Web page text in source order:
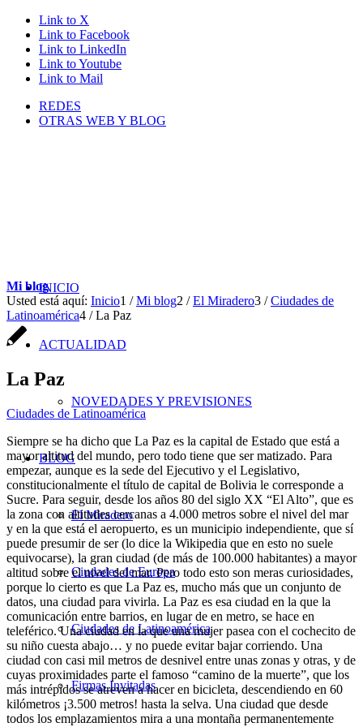
Link to X
Link to Facebook
Link to LinkedIn
Link to Youtube
Link to Mail
REDES
OTRAS WEB Y BLOG
INICIO
ACTUALIDAD
NOVEDADES Y PREVISIONES
BLOG
El Miradero
Ciudades de Europa
Ciudades de Latinoamérica
Firmas Invitadas
Mi blog
Usted está aquí: Inicio1 / Mi blog2 / El Miradero3 / Ciudades de
Latinoamérica4 / La Paz
La Paz
Ciudades de Latinoamérica
Siempre se ha dicho que La Paz es la capital de Estado que está a
mayor altitud del mundo, pero todo tiene que ser matizado. Para
empezar, aunque es la sede del Ejecutivo y el Legislativo,
constitucionalmente el título de capital de Bolivia le corresponde a
Sucre. Para seguir, desde los años 80 del siglo XX “El Alto”, que es
la zona con altitudes cercanas a 4.000 metros sobre el nivel del mar
y en la que está el aeropuerto, es un municipio independiente, que sí
puede presumir de ser (lo dice la Wikipedia que en esto no suele
equivocarse), la gran ciudad (de más de 100.000 habitantes) a mayor
altitud sobre el nivel del mar. Pero todo esto son meras curiosidades,
porque lo cierto es que La Paz es, mucho más que un conjunto de
datos, una ciudad para vivirla. La Paz es esa ciudad en la que la
comunicación entre barrios, en lugar de en metro, se hace en
teleférico. Una ciudad en la que una mujer pasea con el cochecito de
su niño cuesta abajo… y no puede evitar bajar corriendo. Una
ciudad con casi mil metros de desnivel entre unas zonas y otras, y de
cuyas proximidades parte el famoso “camino de la muerte”, que los
más intrépidos se atreven a hacer en bicicleta, descendiendo en 60
kilómetros ¡3.500 metros! hasta la selva. Una ciudad que desde
todos los emplazamientos mira a una montaña permanentemente